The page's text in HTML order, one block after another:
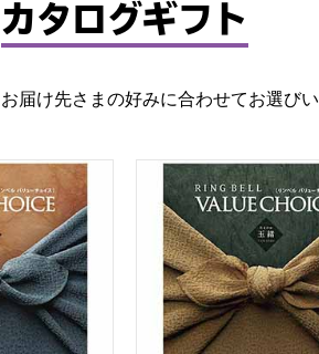
カタログギフト
届け先さまの好みに合わせてお選びい
】【年間ギフト】【アート弔事結び
玉(あらたま)【カタログギフト】【年
バリューチョイス 玉